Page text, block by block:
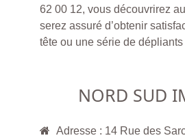
62 00 12, vous découvrirez
serez assuré d’obtenir
tête ou une série de
NORD SUD
Adresse : 14 Rue des